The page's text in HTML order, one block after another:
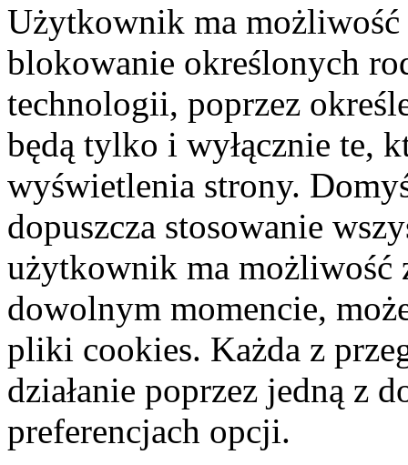
Użytkownik ma możliwość
blokowanie określonych
technologii, poprzez
będą tylko i wyłącznie te,
wyświetlenia strony.
dopuszcza stosowanie
użytkownik ma możliwość
dowolnym momencie,
pliki cookies. Każda z
działanie poprzez jedną z
preferencjach opcji.